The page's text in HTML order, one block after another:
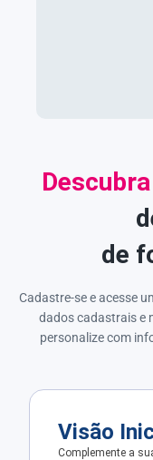
Descubra
de
Cadastre-se e acesse
dados cadastrais e
personalize com
Visão
Complemente a